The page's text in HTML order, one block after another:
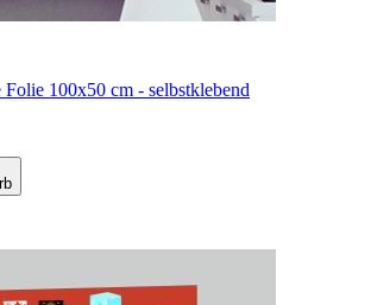
Folie 100x50 cm - selbstklebend